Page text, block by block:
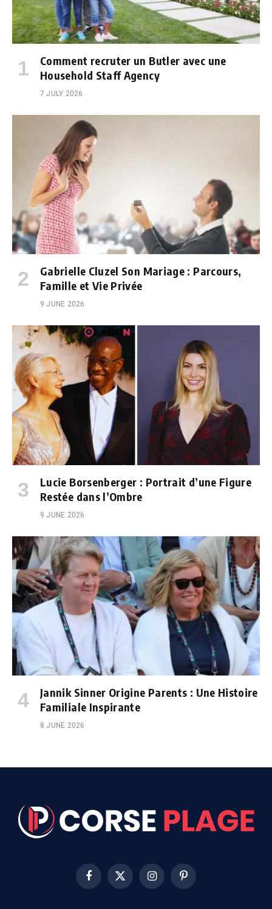
Comment recruter un Butler avec une
Household Staff Agency
7 JULY 2026
Gabrielle Cluzel Son Mariage : Parcours,
Famille et Vie Privée
9 JUNE 2026
Lucie Borsenberger : Portrait d’une Figure
Restée dans l’Ombre
9 JUNE 2026
Jannik Sinner Origine Parents : Une Histoire
Familiale Inspirante
8 JUNE 2026
FacebookX
(Twitter)
InstagramPinterest